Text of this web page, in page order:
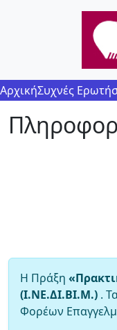
ΑρχικήΣυχνές
Η Πράξη
(Ι.ΝΕ.ΔΙ.ΒΙ.Μ.) .
Φορέων